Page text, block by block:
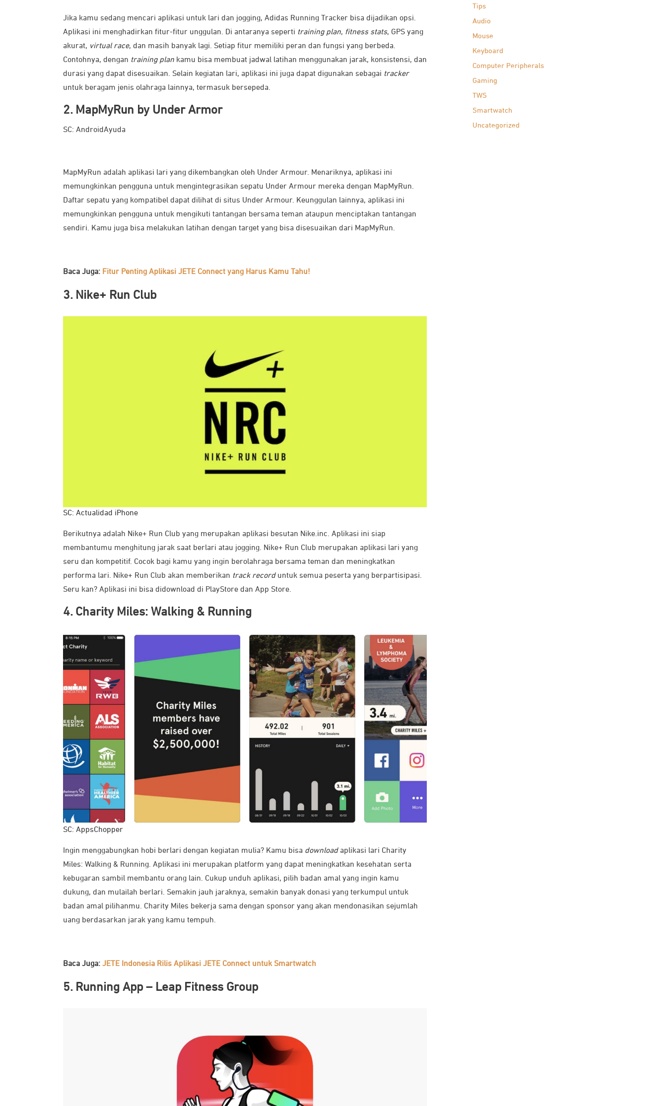
Jika kamu sedang mencari aplikasi untuk lari dan jogging, Adidas Running Tracker bisa dijadikan opsi.
Aplikasi ini menghadirkan fitur-fitur unggulan. Di antaranya seperti training plan, fitness stats, GPS yang
akurat, virtual race, dan masih banyak lagi. Setiap fitur memiliki peran dan fungsi yang berbeda.
Contohnya, dengan training plan kamu bisa membuat jadwal latihan menggunakan jarak, konsistensi, dan
durasi yang dapat disesuaikan. Selain kegiatan lari, aplikasi ini juga dapat digunakan sebagai tracker
untuk beragam jenis olahraga lainnya, termasuk bersepeda.
2. MapMyRun by Under Armor
SC: AndroidAyuda
MapMyRun adalah aplikasi lari yang dikembangkan oleh Under Armour. Menariknya, aplikasi ini
memungkinkan pengguna untuk mengintegrasikan sepatu Under Armour mereka dengan MapMyRun.
Daftar sepatu yang kompatibel dapat dilihat di situs Under Armour. Keunggulan lainnya, aplikasi ini
memungkinkan pengguna untuk mengikuti tantangan bersama teman ataupun menciptakan tantangan
sendiri. Kamu juga bisa melakukan latihan dengan target yang bisa disesuaikan dari MapMyRun.
Baca Juga: Fitur Penting Aplikasi JETE Connect yang Harus Kamu Tahu!
3. Nike+ Run Club
SC: Actualidad iPhone
Berikutnya adalah Nike+ Run Club yang merupakan aplikasi besutan Nike.inc. Aplikasi ini siap
membantumu menghitung jarak saat berlari atau jogging. Nike+ Run Club merupakan aplikasi lari yang
seru dan kompetitif. Cocok bagi kamu yang ingin berolahraga bersama teman dan meningkatkan
performa lari. Nike+ Run Club akan memberikan track recorduntuk semua peserta yang berpartisipasi.
Seru kan? Aplikasi ini bisa didownload di PlayStore dan App Store.
4. Charity Miles: Walking & Running
SC: AppsChopper
Ingin menggabungkan hobi berlari dengan kegiatan mulia? Kamu bisa download aplikasi lari Charity
Miles: Walking & Running. Aplikasi ini merupakan platform yang dapat meningkatkan kesehatan serta
kebugaran sambil membantu orang lain. Cukup unduh aplikasi, pilih badan amal yang ingin kamu
dukung, dan mulailah berlari. Semakin jauh jaraknya, semakin banyak donasi yang terkumpul untuk
badan amal pilihanmu. Charity Miles bekerja sama dengan sponsor yang akan mendonasikan sejumlah
uang berdasarkan jarak yang kamu tempuh.
Baca Juga: JETE Indonesia Rilis Aplikasi JETE Connect untuk Smartwatch
5. Running App – Leap Fitness Group
Tips
Audio
Mouse
Keyboard
Computer Peripherals
Gaming
TWS
Smartwatch
Uncategorized